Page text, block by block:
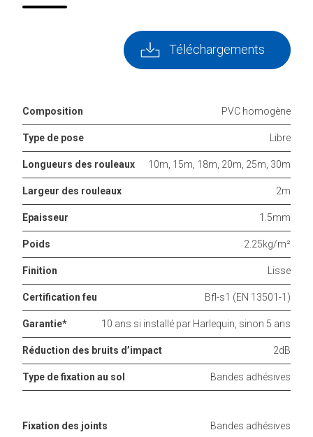
Téléchargements
Composition PVC homogène
Type de pose Libre
Longueurs des rouleaux 10m, 15m, 18m, 20m, 25m, 30m
Largeur des rouleaux 2m
Epaisseur 1.5mm
Poids 2.25kg/m²
Finition Lisse
Certification feu Bfl-s1 (EN 13501-1)
Garantie* 10 ans si installé par Harlequin, sinon 5 ans
Réduction des bruits d’impact 2dB
Type de fixation au sol Bandes adhésives
Fixation des joints Bandes adhésives